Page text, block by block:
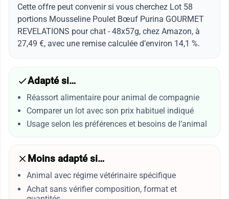
Cette offre peut convenir si vous cherchez Lot 58
portions Mousseline Poulet Bœuf Purina GOURMET
REVELATIONS pour chat - 48x57g, chez Amazon, à
27,49 €, avec une remise calculée d’environ 14,1 %.
Adapté si…
Réassort alimentaire pour animal de compagnie
Comparer un lot avec son prix habituel indiqué
Usage selon les préférences et besoins de l’animal
Moins adapté si…
Animal avec régime vétérinaire spécifique
Achat sans vérifier composition, format et